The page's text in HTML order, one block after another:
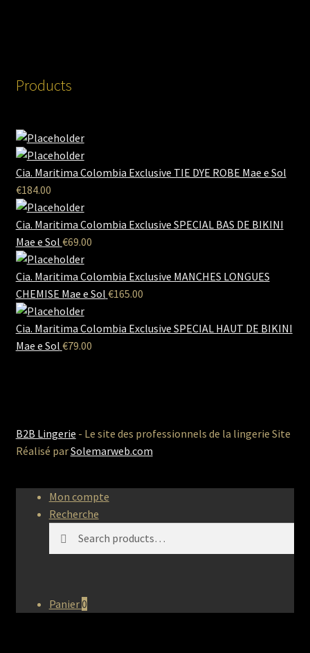
Products
Cia. Maritima Colombia Exclusive TIE DYE ROBE Mae e Sol
€184.00
Cia. Maritima Colombia Exclusive SPECIAL BAS DE BIKINI
Mae e Sol €69.00
Cia. Maritima Colombia Exclusive MANCHES LONGUES
CHEMISE Mae e Sol €165.00
Cia. Maritima Colombia Exclusive SPECIAL HAUT DE BIKINI
Mae e Sol €79.00
B2B Lingerie - Le site des professionnels de la lingerie Site
Réalisé parSolemarweb.com
Mon compte
Recherche
Panier0